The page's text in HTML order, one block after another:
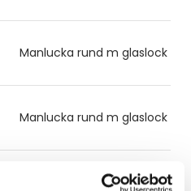
Manlucka rund m glaslock
Manlucka rund m glaslock
Manlucka rund m glaslock